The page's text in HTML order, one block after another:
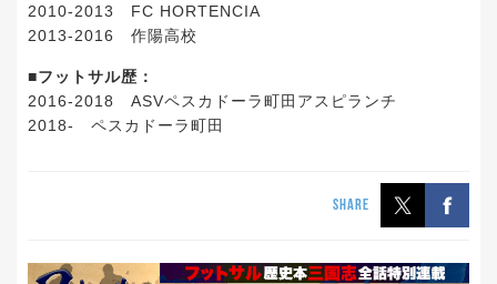
2010-2013 FC HORTENCIA
2013-2016 作陽高校
■フットサル歴：
2016-2018 ASVペスカドーラ町田アスピランチ
2018- ペスカドーラ町田
SHARE